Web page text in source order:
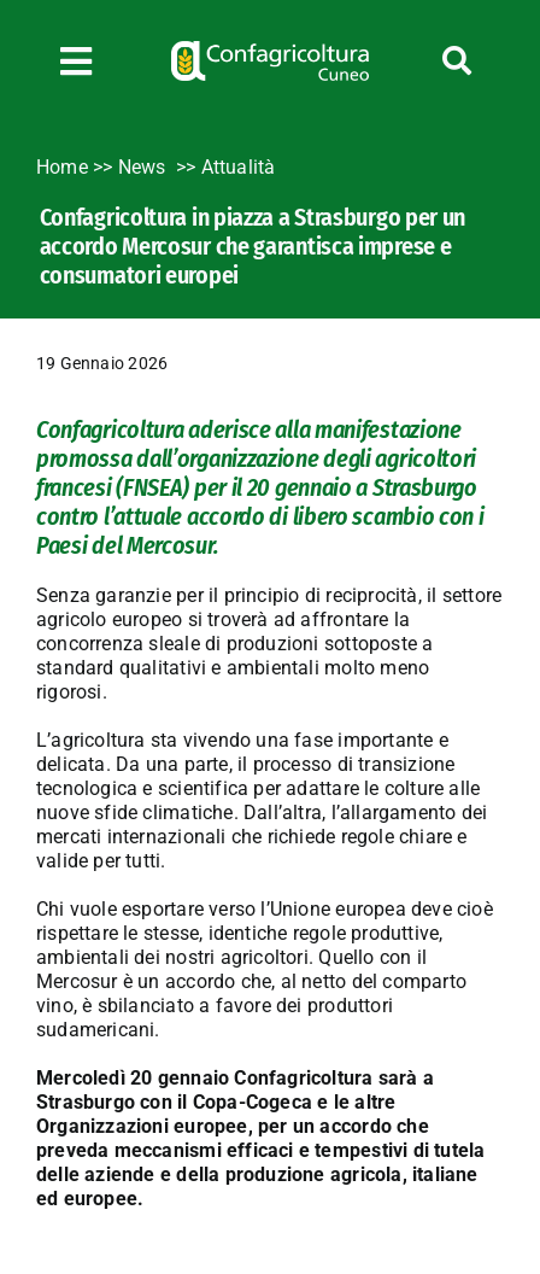
contenuto
Toggle
News
Bandi
Formazione
Convenzioni
Fotogallery
Lavora con noi
Contatti
Home>> News Attualità
Confagricoltura in piazza a Strasburgo per un
accordo Mercosur che garantisca imprese e
consumatori europei
19 Gennaio 2026
Confagricoltura aderisce alla manifestazione
promossa dall’organizzazione degli agricoltori
francesi (FNSEA) per il 20 gennaio a Strasburgo
contro l’attuale accordo di libero scambio con i
Paesi del Mercosur.
Senza garanzie per il principio di reciprocità, il settore
agricolo europeo si troverà ad affrontare la
concorrenza sleale di produzioni sottoposte a
standard qualitativi e ambientali molto meno
rigorosi.
L’agricoltura sta vivendo una fase importante e
delicata. Da una parte, il processo di transizione
tecnologica e scientifica per adattare le colture alle
nuove sfide climatiche. Dall’altra, l’allargamento dei
mercati internazionali che richiede regole chiare e
valide per tutti.
Chi vuole esportare verso l’Unione europea deve cioè
rispettare le stesse, identiche regole produttive,
ambientali dei nostri agricoltori. Quello con il
Mercosur è un accordo che, al netto del comparto
vino, è sbilanciato a favore dei produttori
sudamericani.
Mercoledì 20 gennaio Confagricoltura sarà a
Strasburgo con il Copa-Cogeca e le altre
Organizzazioni europee, per un accordo che
preveda meccanismi efficaci e tempestivi di tutela
delle aziende e della produzione agricola, italiane
ed europee.